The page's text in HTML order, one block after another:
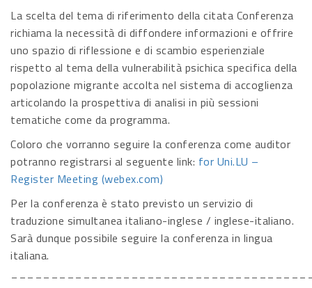
La scelta del tema di riferimento della citata Conferenza
richiama la necessità di diffondere informazioni e offrire
uno spazio di riflessione e di scambio esperienziale
rispetto al tema della vulnerabilità psichica specifica della
popolazione migrante accolta nel sistema di accoglienza
articolando la prospettiva di analisi in più sessioni
tematiche come da programma.
Coloro che vorranno seguire la conferenza come auditor
potranno registrarsi al seguente link: for Uni.LU –
Register Meeting (webex.com)
Per la conferenza è stato previsto un servizio di
traduzione simultanea italiano-inglese / inglese-italiano.
Sarà dunque possibile seguire la conferenza in lingua
italiana.